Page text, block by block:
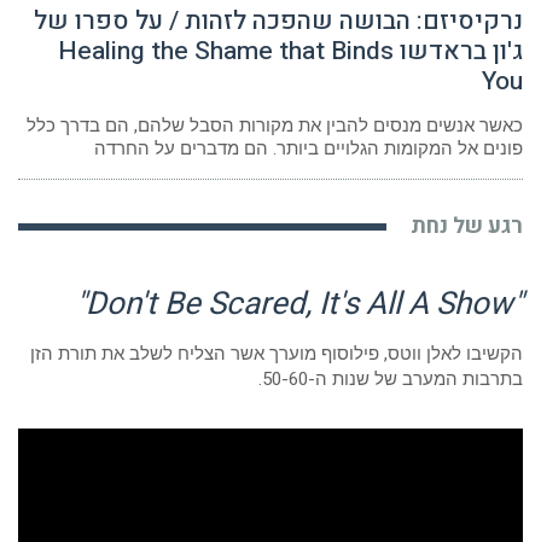
נרקיסיזם: הבושה שהפכה לזהות / על ספרו של
ג'ון בראדשו Healing the Shame that Binds
You
כאשר אנשים מנסים להבין את מקורות הסבל שלהם, הם בדרך כלל
פונים אל המקומות הגלויים ביותר. הם מדברים על החרדה
רגע של נחת
"Don't Be Scared, It's All A Show"
הקשיבו לאלן ווטס, פילוסוף מוערך אשר הצליח לשלב את תורת הזן
בתרבות המערב של שנות ה-50-60.